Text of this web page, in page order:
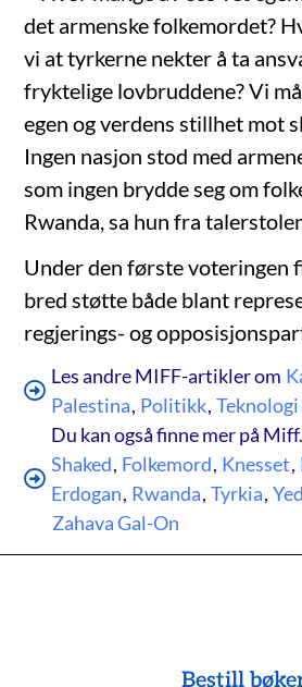
det armenske folkemordet?
vi at tyrkerne nekter å ta
fryktelige lovbruddene? Vi
egen og verdens stillhet mot
Ingen nasjon stod med
som ingen brydde seg om
Rwanda, sa hun fra
Under den første voteringen
bred støtte både blant
regjerings- og
Les andre MIFF-artikler om
Palestina, Politikk,
Du kan også finne mer på
Shaked, Folkemord, Knesset,
Erdogan, Rwanda, Tyrkia,
Zahava Gal-On
Bestill